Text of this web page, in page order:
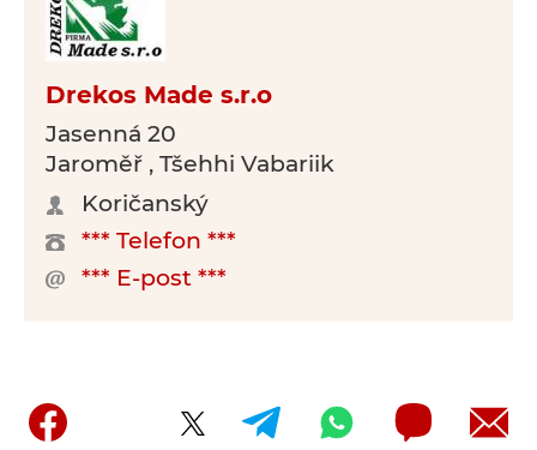
Drekos Made s.r.o
Jasenná 20
Jaroměř , Tšehhi Vabariik
Koričanský
*** Telefon ***
*** E-post ***